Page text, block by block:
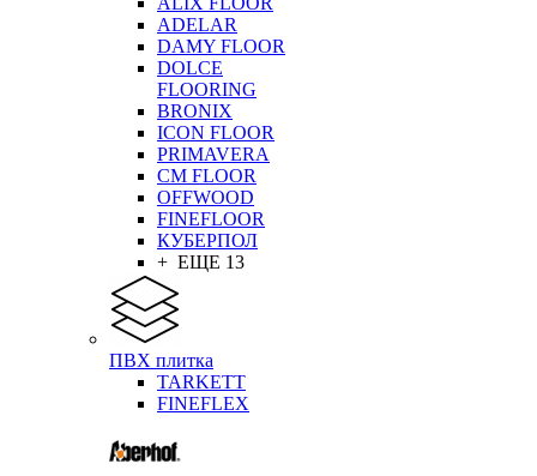
ADELAR
DAMY FLOOR
DOLCE
FLOORING
BRONIX
ICON FLOOR
PRIMAVERA
CM FLOOR
OFFWOOD
FINEFLOOR
КУБЕРПОЛ
+ ЕЩЕ 13
ПВХ плитка
TARKETT
FINEFLEX